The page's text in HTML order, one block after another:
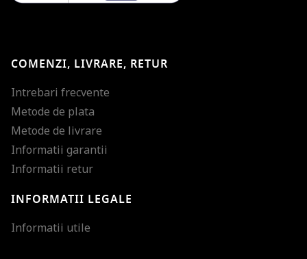
COMENZI, LIVRARE, RETUR
Intrebari frecvente
Metode de plata
Metode de livrare
Informatii garantii
Informatii retur
INFORMATII LEGALE
Informatii utile